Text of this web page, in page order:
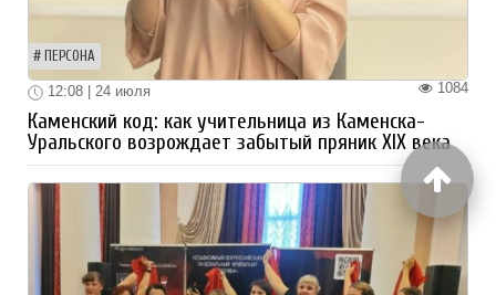
ПЕРСОНА
1084
12:08 | 24 июля
Каменский код: как учительница из Каменска-
Уральского возрождает забытый пряник XIX века